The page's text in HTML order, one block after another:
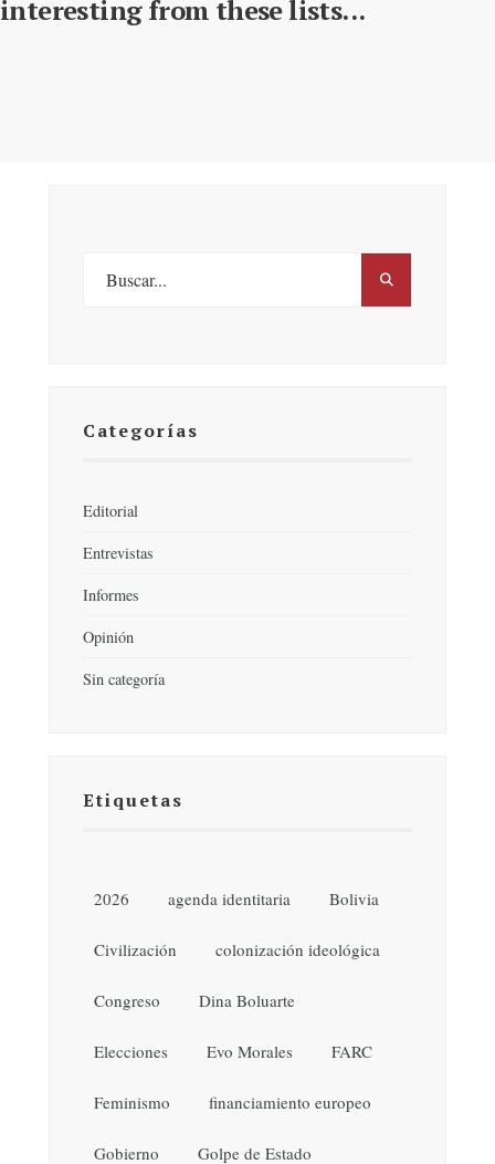
interesting from these lists...
Categorías
Editorial
Entrevistas
Informes
Opinión
Sin categoría
Etiquetas
2026 agenda identitaria Bolivia
Civilización colonización ideológica
Congreso Dina Boluarte
Elecciones Evo Morales FARC
Feminismo financiamiento europeo
Gobierno Golpe de Estado